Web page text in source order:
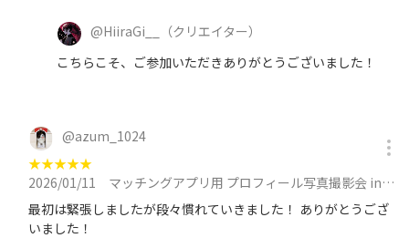
@HiiraGi__
（クリエイター）
こちらこそ、ご参加いただきありがとうございました！
@azum_1024
★★★★★
2026/01/11
マッチングアプリ用 プロフィール写真撮影会 in 池袋 at 1月11日（日）13:00 ~ 14:30に参加
最初は緊張しましたが段々慣れていきました！ ありがとうござ
いました！